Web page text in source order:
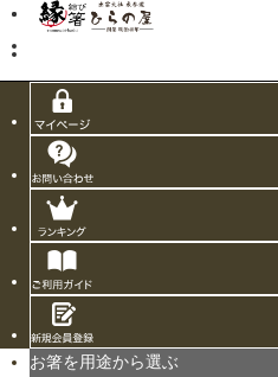
お箸を用途から選ぶ